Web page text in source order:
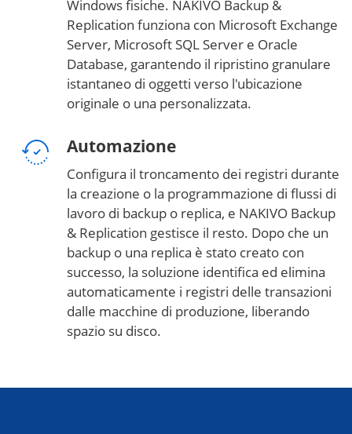
Windows fisiche. NAKIVO Backup &
Replication funziona con Microsoft Exchange
Server, Microsoft SQL Server e Oracle
Database, garantendo il ripristino granulare
istantaneo di oggetti verso l'ubicazione
originale o una personalizzata.
Automazione
Configura il troncamento dei registri durante
la creazione o la programmazione di flussi di
lavoro di backup o replica, e NAKIVO Backup
& Replication gestisce il resto. Dopo che un
backup o una replica è stato creato con
successo, la soluzione identifica ed elimina
automaticamente i registri delle transazioni
dalle macchine di produzione, liberando
spazio su disco.